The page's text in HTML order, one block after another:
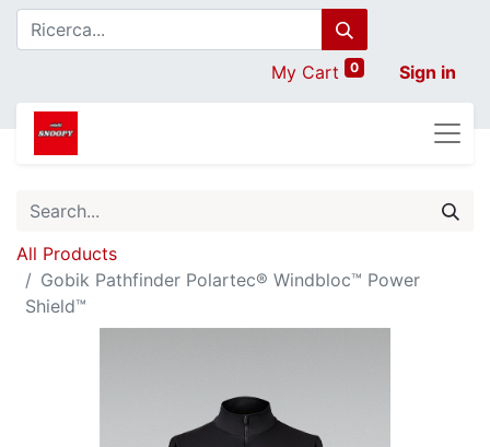
My Cart 0 Sign in
All Products
Gobik Pathfinder Polartec® Windbloc™ Power
Shield™